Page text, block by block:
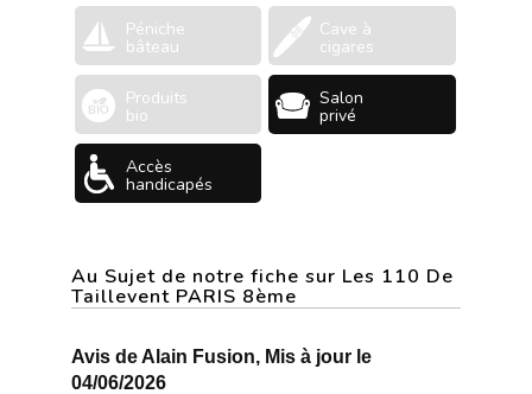
Péniche
bâteau
Cave à
cigares
Produits
bio
Salon
privé
Accès
handicapés
Au Sujet de notre fiche sur Les 110 De
Taillevent PARIS 8ème
Avis de Alain Fusion, Mis à jour le
04/06/2026